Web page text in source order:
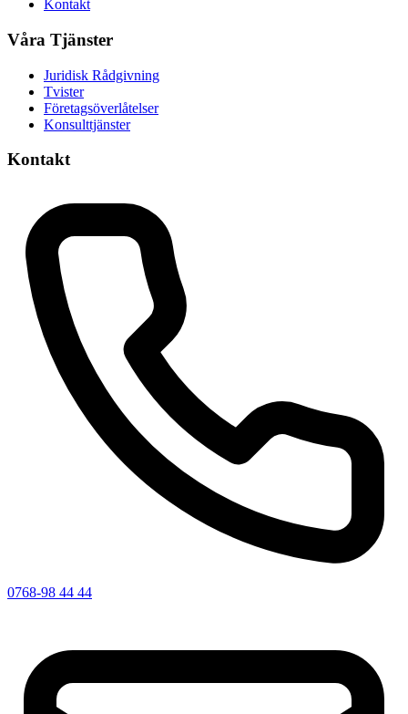
Kontakt
Våra Tjänster
Juridisk Rådgivning
Tvister
Företagsöverlåtelser
Konsulttjänster
Kontakt
0768-98 44 44